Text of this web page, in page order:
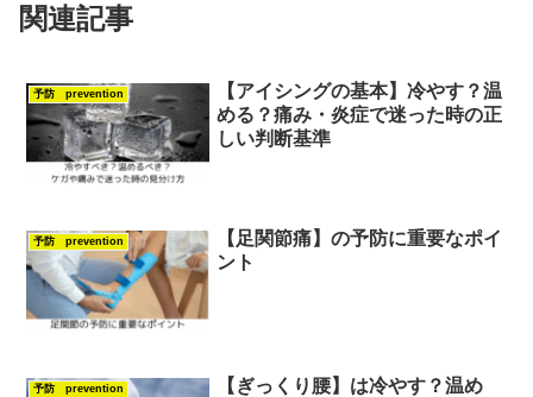
関連記事
予防 prevention
【アイシングの基本】冷やす？温
める？痛み・炎症で迷った時の正
しい判断基準
予防 prevention
【足関節痛】の予防に重要なポイ
ント
予防 prevention
【ぎっくり腰】は冷やす？温め